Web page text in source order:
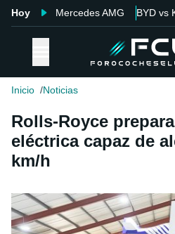
Hoy Mercedes AMG BYD vs
Inicio Noticias
Rolls-Royce
eléctrica capaz de
km/h